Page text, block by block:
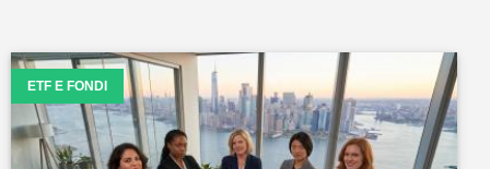
ETF E FONDI